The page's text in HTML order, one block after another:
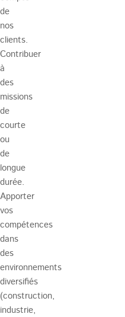
de
nos
clients.
Contribuer
à
des
missions
de
courte
ou
de
longue
durée.
Apporter
vos
compétences
dans
des
environnements
diversifiés
(construction,
industrie,